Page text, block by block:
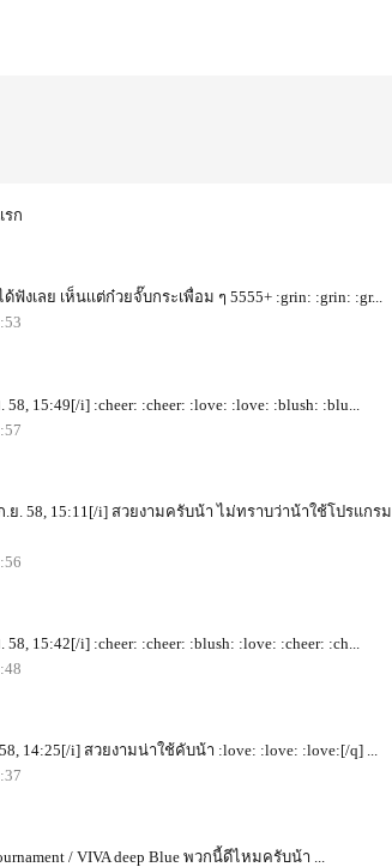
รก
งเลย เห็นเเต่ก๋วยจั๊บกระเพื่อม ๆ 5555+ :grin: :grin: :gr...
15:49[/i] :cheer: :cheer: :love: :love: :blush: :blu...
ก.ย. 58, 15:11[/i] สวยงามครับน้า ไม่ทราบว่าน้าใช้โปรแกรม
15:42[/i] :cheer: :cheer: :blush: :love: :cheer: :ch...
14:25[/i] สวยงามน่าใช้คับน้า :love: :love: :love:[/q] ...
/ VIVA deep Blue พวกนี้ดีไหมครับน้า ...